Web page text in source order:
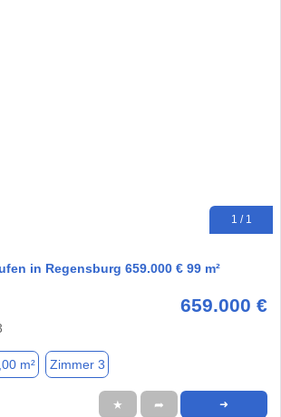
1 / 1
in Regensburg 659.000 € 99 m²
659.000 €
m² Zimmer 3
★ ➦ ➜